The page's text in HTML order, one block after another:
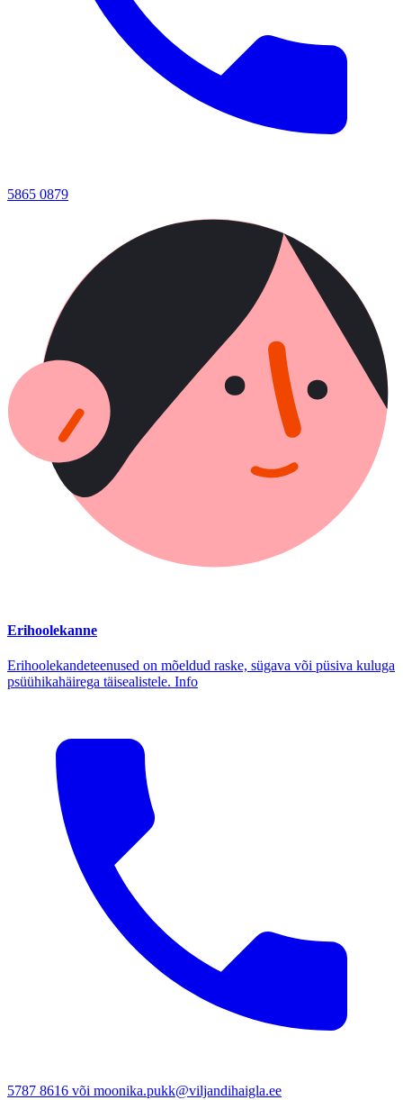
5865 0879
Erihoolekanne
Erihoolekandeteenused on mõeldud raske, sügava või püsiva kuluga
psüühikahäirega täisealistele. Info
5787 8616 või moonika.pukk@viljandihaigla.ee